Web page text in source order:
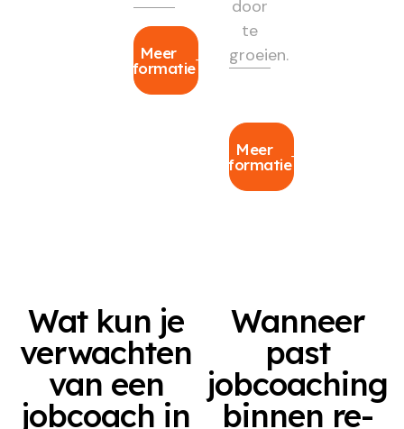
Meer
informatie
door
te
groeien.
Meer
informatie
Wat kun je
verwachten
van een
jobcoach in
Wanneer
past
jobcoaching
binnen re-